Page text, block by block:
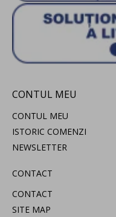
CONTUL MEU
CONTUL MEU
ISTORIC COMENZI
NEWSLETTER
CONTACT
CONTACT
SITE MAP